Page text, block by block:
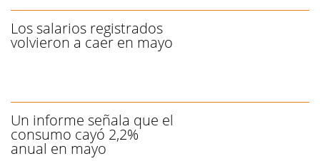
Los salarios registrados
volvieron a caer en mayo
Un informe señala que el
consumo cayó 2,2%
anual en mayo